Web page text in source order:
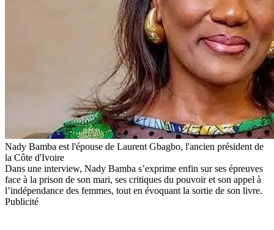
Nady Bamba est l'épouse de Laurent Gbagbo, l'ancien président de
la Côte d'Ivoire
Dans une interview, Nady Bamba s’exprime enfin sur ses épreuves
face à la prison de son mari, ses critiques du pouvoir et son appel à
l’indépendance des femmes, tout en évoquant la sortie de son livre.
Publicité